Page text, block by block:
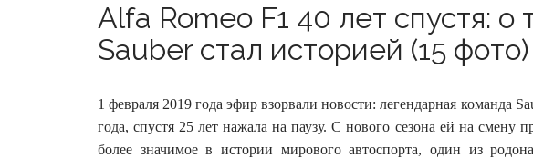
Alfa Romeo F1 40 лет спустя: о
Sauber стал историей (15 фото)
1 февраля 2019 года эфир взорвали новости: легендарная команда
года, спустя 25 лет нажала на паузу. С нового сезона ей на смену
более значимое в истории мирового автоспорта, один из